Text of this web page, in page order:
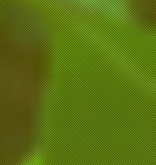
CERTIFICATIONS
RECETTES
ACTUALITÉS
CONTACT
EN